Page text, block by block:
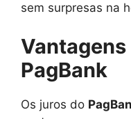
sem surpresas na
PagBank
Os juros do